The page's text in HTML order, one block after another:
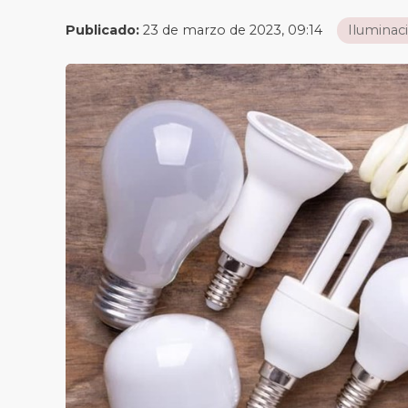
Publicado: 23 de marzo de 2023, 09:14